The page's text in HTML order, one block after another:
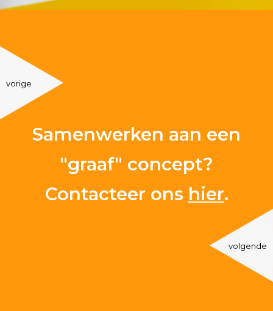
vorige
Samenwerken aan een
"graaf" concept?
Contacteer ons hier.
volgende